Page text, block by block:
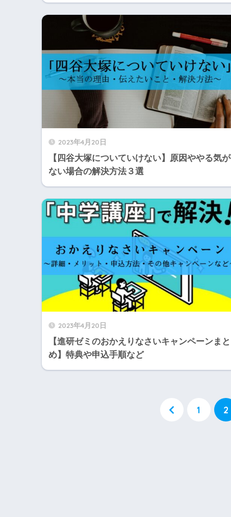
2023年4月20日
【四谷大塚についていけない】原因ややる気が
ない場合の解決方法３選
2023年4月20日
【進研ゼミのおかえりなさいキャンペーンまと
め】特典や申込手順など
1 2